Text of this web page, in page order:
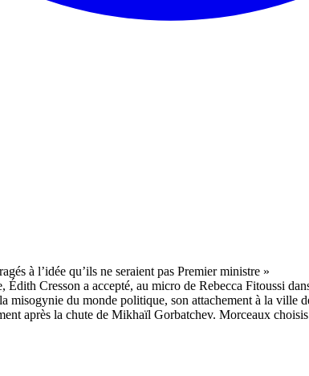
Cresson a accepté, au micro de Rebecca Fitoussi
misogynie du monde politique, son attachement à la ville
après la chute de Mikhaïl Gorbatchev. Morceaux